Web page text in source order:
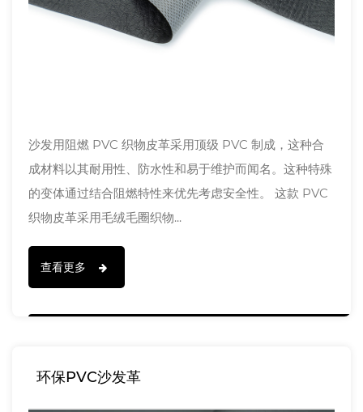
沙发用阻燃 PVC 织物皮革采用顶级 PVC 制成，这种合
成材料以其耐用性、防水性和易于维护而闻名。这种特殊
的变体通过结合阻燃特性来优先考虑安全性。 这款 PVC
织物皮革采用毛绒毛圈织物...
查看更多
环保PVC沙发革